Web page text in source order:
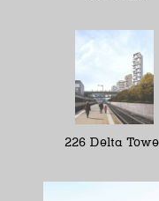
226 Delta